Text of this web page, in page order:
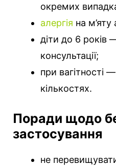
окремих
алергія на
діти до 6 років
консультації;
при вагітності
кількостях.
Поради щодо
застосування
не